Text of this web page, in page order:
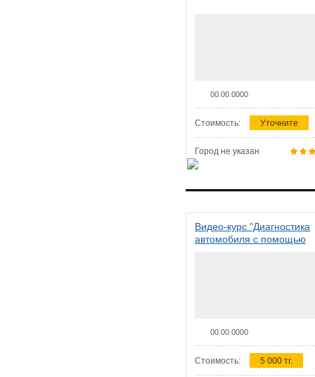
00.00.0000
Стоимость: Уточните
Город не указан
Видео-курс "Диагностика
автомобиля с помощью
00.00.0000
Стоимость: 5 000 тг.